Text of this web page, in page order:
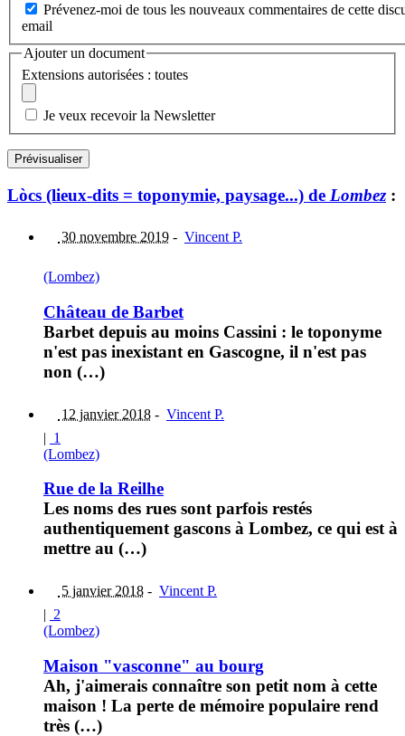
Prévenez-moi de tous les nouveaux commentaires de cette
email
Ajouter un document
Extensions autorisées : toutes
Je veux recevoir la Newsletter
Lòcs (lieux-dits = toponymie, paysage...) de Lombez:
30 novembre 2019 - Vincent P.
(Lombez)
Château de Barbet
Barbet depuis au moins Cassini : le toponyme
n'est pas inexistant en Gascogne, il n'est pas
non (…)
12 janvier 2018 - Vincent P.
| 1
(Lombez)
Rue de la Reilhe
Les noms des rues sont parfois restés
authentiquement gascons à Lombez, ce qui est à
mettre au (…)
5 janvier 2018 - Vincent P.
| 2
(Lombez)
Maison "vasconne" au bourg
Ah, j'aimerais connaître son petit nom à cette
maison ! La perte de mémoire populaire rend
très (…)